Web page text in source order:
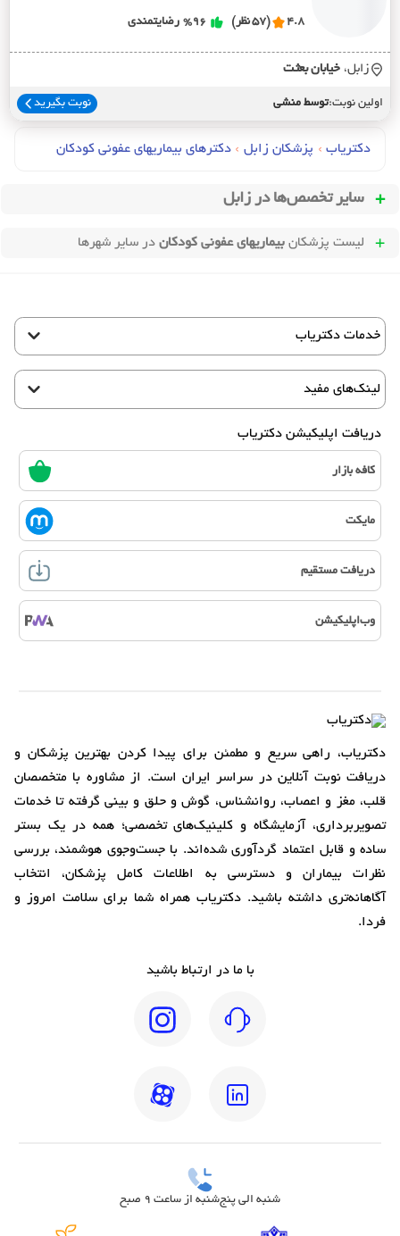
4.8 (57 نظر) %96 رضایتمندی
زابل، خيابان بعثت
اولین نوبت:توسط منشی نوبت بگیرید
دکتریاب › پزشکان زابل › دکترهای بيماريهاي عفوني کودکان
سایر تخصص‌ها در زابل
لیست پزشکان بیماریهای عفونی کودکان در سایر شهرها
خدمات دکتریاب
لینک‌های مفید
دریافت اپلیکیشن دکتریاب
کافه بازار
مایکت
دریافت مستقیم
وب‌اپلیکیشن
دکتریاب، راهی سریع و مطمئن برای پیدا کردن بهترین پزشکان و
دریافت نوبت آنلاین در سراسر ایران است. از مشاوره با متخصصان
قلب، مغز و اعصاب، روانشناس، گوش و حلق و بینی گرفته تا خدمات
تصویربرداری، آزمایشگاه و کلینیک‌های تخصصی؛ همه در یک بستر
ساده و قابل اعتماد گردآوری شده‌اند. با جست‌وجوی هوشمند، بررسی
نظرات بیماران و دسترسی به اطلاعات کامل پزشکان، انتخاب
آگاهانه‌تری داشته باشید. دکتریاب همراه شما برای سلامت امروز و
فردا.
با ما در ارتباط باشید
شنبه الی پنج‌شنبه از ساعت 9 صبح